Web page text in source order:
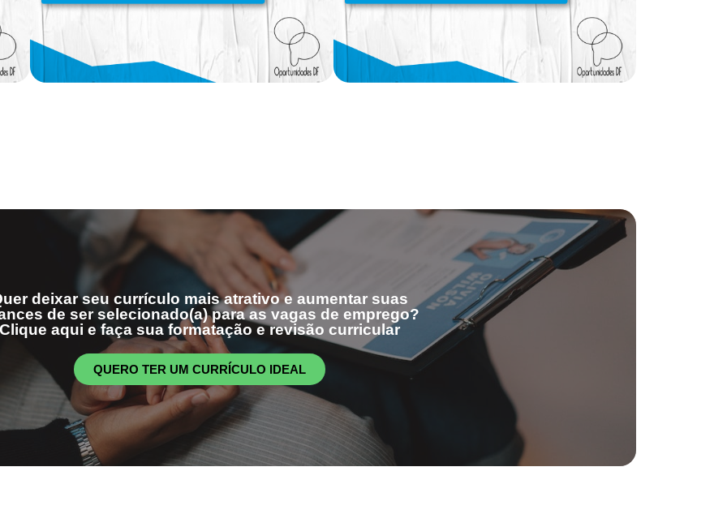
deixar seu currículo mais atrativo e aumentar suas
de ser selecionado(a) para as vagas de emprego?
aqui e faça sua formatação e revisão curricular
QUERO TER UM CURRÍCULO IDEAL